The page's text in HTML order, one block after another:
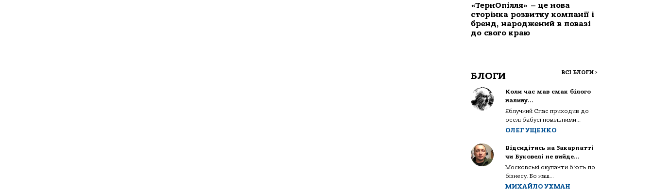
«ТернОпілля» – це нова
сторінка розвитку компанії і
бренд, народжений в повазі
до свого краю
БЛОГИ ВСІ БЛОГИ >
Коли час мав смак білого
наливу…
Яблучний Спас приходив до
оселі бабусі повільними...
ОЛЕГ УЩЕНКО
Відсидітись на Закарпатті
чи Буковелі не вийде…
Московські окупанти б’ють по
бізнесу. Бо наш...
МИХАЙЛО УХМАН